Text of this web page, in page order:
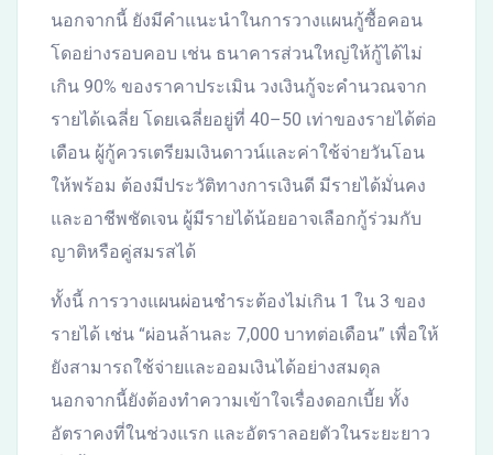
นอกจากนี้ ยังมีคำแนะนำในการวางแผนกู้ซื้อคอน
โดอย่างรอบคอบ เช่น ธนาคารส่วนใหญ่ให้กู้ได้ไม่
เกิน 90% ของราคาประเมิน วงเงินกู้จะคำนวณจาก
รายได้เฉลี่ย โดยเฉลี่ยอยู่ที่ 40–50 เท่าของรายได้ต่อ
เดือน ผู้กู้ควรเตรียมเงินดาวน์และค่าใช้จ่ายวันโอน
ให้พร้อม ต้องมีประวัติทางการเงินดี มีรายได้มั่นคง
และอาชีพชัดเจน ผู้มีรายได้น้อยอาจเลือกกู้ร่วมกับ
ญาติหรือคู่สมรสได้
ทั้งนี้ การวางแผนผ่อนชำระต้องไม่เกิน 1 ใน 3 ของ
รายได้ เช่น “ผ่อนล้านละ 7,000 บาทต่อเดือน” เพื่อให้
ยังสามารถใช้จ่ายและออมเงินได้อย่างสมดุล
นอกจากนี้ยังต้องทำความเข้าใจเรื่องดอกเบี้ย ทั้ง
อัตราคงที่ในช่วงแรก และอัตราลอยตัวในระยะยาว